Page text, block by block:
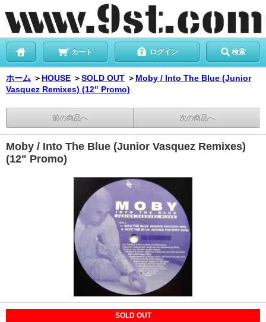
カート ログイン 検索
ホーム ＞ HOUSE ＞SOLD OUT ＞ Moby / Into The Blue (Junior
Vasquez Remixes) (12" Promo)
前の商品へ 次の商品へ
Moby / Into The Blue (Junior Vasquez Remixes)
(12" Promo)
SOLD OUT